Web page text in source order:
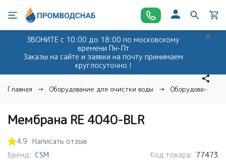
ЗВОНИТЕ с 10:00 до 18:00 по московскому
времени Пн-Пт
Заказы на сайте и заявки на почту принимаем
круглосуточно !
Главная Оборудование для очистки воды Оборудование
Мембрана RE 4040-BLR
4.9
Написать отзыв
Бренд: CSM Код товара: 77473